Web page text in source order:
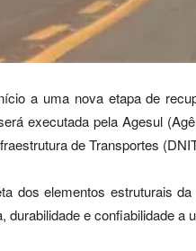
a uma nova etapa de
executada pela Agesul
de Transportes
dos elementos estruturais
e confiabilidade